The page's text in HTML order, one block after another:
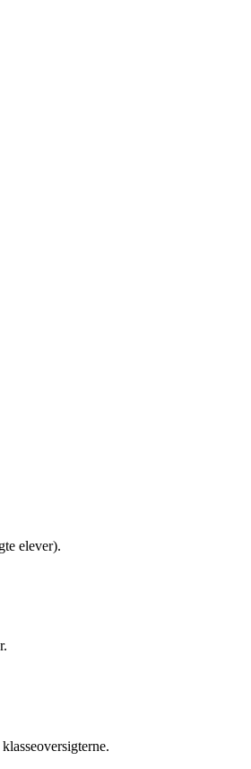
elever).